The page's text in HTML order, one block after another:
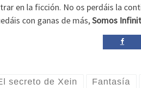
en la ficción. No os perdáis la
con ganas de más,Somos
secreto de Xein Fantasía